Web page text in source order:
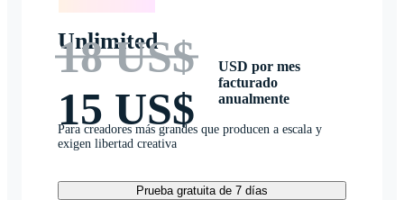
Unlimited
18 US$
15 US$
USD por mes
facturado
anualmente
Para creadores más grandes que producen a escala y
exigen libertad creativa
Prueba gratuita de 7 días